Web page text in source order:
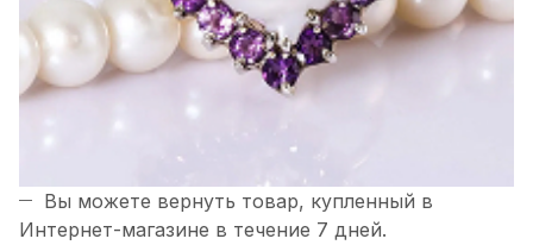
Вы можете вернуть товар, купленный в
Интернет-магазине в течение 7 дней.